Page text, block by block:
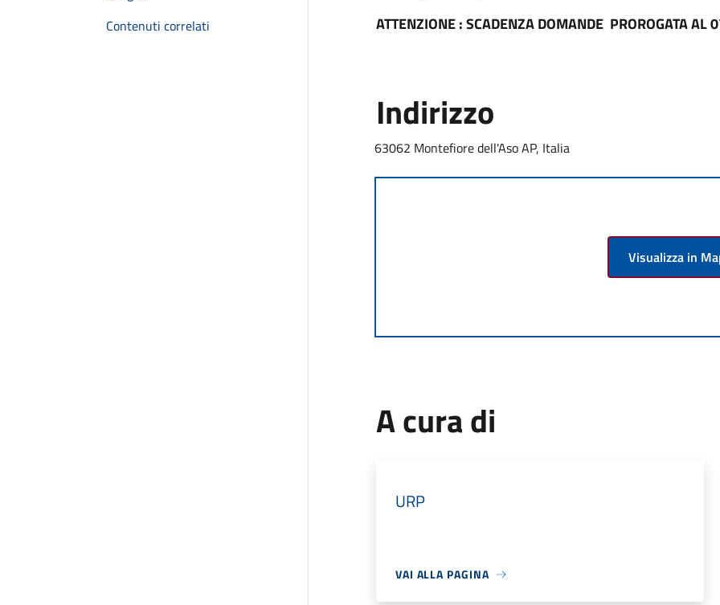
Contenuti correlati
ATTENZIONE : SCADENZA DOMANDE PROROGATA AL
Indirizzo
63062 Montefiore dell'Aso AP, Italia
Visualizza in
A cura di
URP
VAI ALLA PAGINA